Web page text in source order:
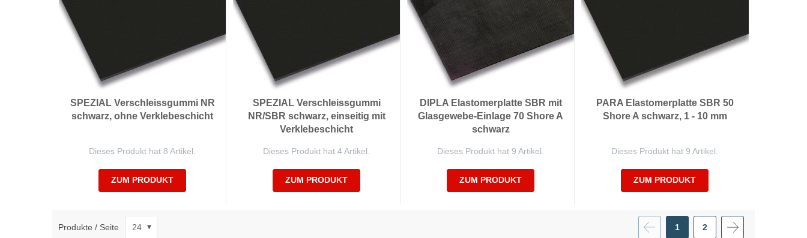
SPEZIAL Verschleissgummi NR
schwarz, ohne Verklebeschicht
Dieses Produkt hat 8 Artikel.
ZUM PRODUKT
SPEZIAL Verschleissgummi
NR/SBR schwarz, einseitig mit
Verklebeschicht
Dieses Produkt hat 4 Artikel.
ZUM PRODUKT
DIPLA Elastomerplatte SBR mit
Glasgewebe-Einlage 70 Shore A
schwarz
Dieses Produkt hat 9 Artikel.
ZUM PRODUKT
PARA Elastomerplatte SBR 50
Shore A schwarz, 1 - 10 mm
Dieses Produkt hat 9 Artikel.
ZUM PRODUKT
Seite
Seite
Vorherige
Sie
1
Seite
2
Seite
Weiter
Produkte / Seite